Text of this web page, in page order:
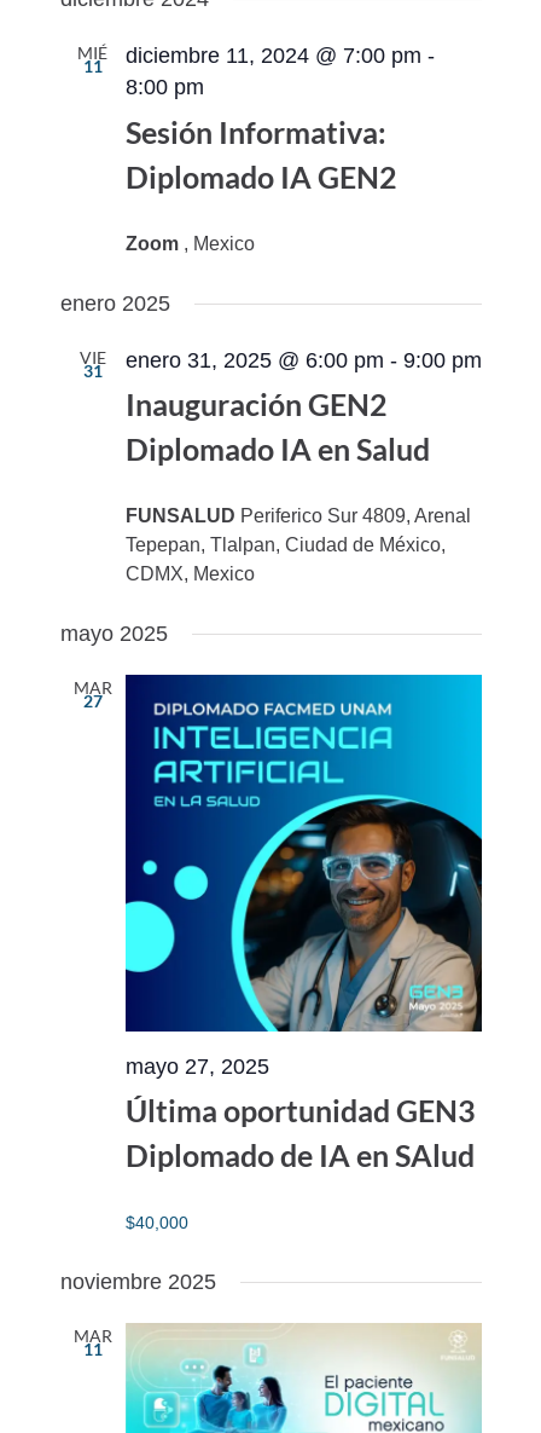
de
MIÉ
11 diciembre 11, 2024 @ 7:00 pm -
8:00 pm
Sesión Informativa:
Diplomado IA GEN2
Zoom , Mexico
enero 2025
VIE
31 enero 31, 2025 @ 6:00 pm - 9:00 pm
Inauguración GEN2
Diplomado IA en Salud
FUNSALUD Periferico Sur 4809, Arenal
Tepepan, Tlalpan, Ciudad de México,
CDMX, Mexico
mayo 2025
MAR
27
mayo 27, 2025
Última oportunidad GEN3
Diplomado de IA en SAlud
$40,000
noviembre 2025
MAR
11